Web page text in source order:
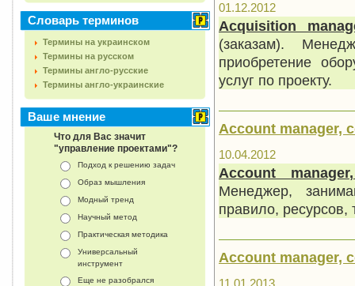
Словарь терминов
Термины на украинском
Термины на русском
Термины англо-русские
Термины англо-украинские
Ваше мнение
Что для Вас значит
"управление проектами"?
Подход к решению задач
Образ мышления
Модный тренд
Научный метод
Практическая методика
Универсальный
инструмент
Еще не разобрался
01.12.2012
Acquisition
(заказам).
приобретение
услуг по проекту.
Account manager,
10.04.2012
Account manager
Менеджер,
правило, ресурсов,
Account manager,
11.01.2013